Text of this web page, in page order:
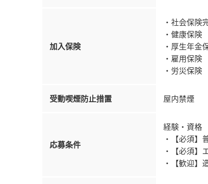
加入保険
・社会保険
・健康保険
・厚生年金
・雇用保険
・労災保険
受動喫煙防止措置 屋内禁煙
応募条件
経験・資格
・【必須】
・【必須】
・【歓迎】